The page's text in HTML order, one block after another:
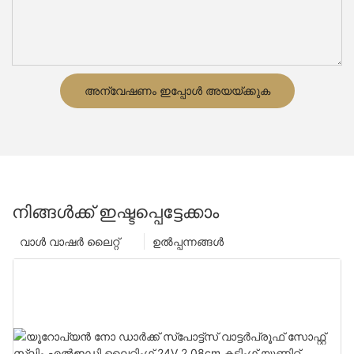
അന്വേഷണം ഇപ്പോൾ അയയ്ക്കുക
നിങ്ങൾക്ക് ഇഷ്ടപ്പെട്ടേക്കാം
ഉൽപ്പന്നങ്ങൾ
വാൾ വാഷർ ലൈറ്റ്